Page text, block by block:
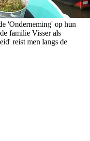
'Onderneming' op hun
familie Visser als
reist men langs de